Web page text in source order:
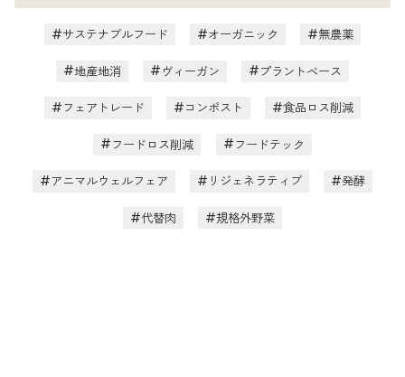
サステナブルフード オーガニック 無農薬
地産地消 ヴィーガン プラントベース
フェアトレード コンポスト 食品ロス削減
フードロス削減 フードテック
アニマルウェルフェア リジェネラティブ 発酵
代替肉 規格外野菜